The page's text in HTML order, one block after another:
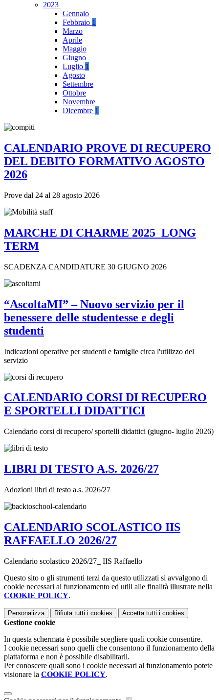
2023
Gennaio
Febbraio 1
Marzo
Aprile
Maggio
Giugno
Luglio 1
Agosto
Settembre
Ottobre
Novembre
Dicembre 1
CALENDARIO PROVE DI RECUPERO
DEL DEBITO FORMATIVO AGOSTO
2026
Prove dal 24 al 28 agosto 2026
MARCHE DI CHARME 2025_LONG
TERM
SCADENZA CANDIDATURE 30 GIUGNO 2026
“AscoltaMI” – Nuovo servizio per il
benessere delle studentesse e degli
studenti
Indicazioni operative per studenti e famiglie circa l'utilizzo del
servizio
CALENDARIO CORSI DI RECUPERO
E SPORTELLI DIDATTICI
Calendario corsi di recupero/ sportelli didattici (giugno- luglio 2026)
LIBRI DI TESTO A.S. 2026/27
Adozioni libri di testo a.s. 2026/27
CALENDARIO SCOLASTICO IIS
RAFFAELLO 2026/27
Calendario scolastico 2026/27_ IIS Raffaello
Questo sito o gli strumenti terzi da questo utilizzati si avvalgono di
cookie necessari al funzionamento ed utili alle finalità illustrate nella
COOKIE POLICY.
Personalizza Rifiuta tutti i cookies Accetta tutti i cookies
Gestione cookie
In questa schermata è possibile scegliere quali cookie consentire.
I cookie necessari sono quelli che consentono il funzionamento della
piattaforma e non è possibile disabilitarli.
Per conoscere quali sono i cookie necessari al funzionamento potete
visionare la COOKIE POLICY.